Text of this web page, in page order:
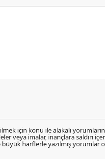
için konu ile alakalı
veya imalar, inançlara saldırı
harflerle yazılmış yorumlar